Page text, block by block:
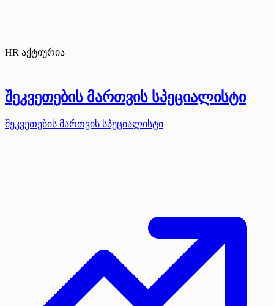
HR აქტიურია
შეკვეთების მართვის სპეციალისტი
შეკვეთების მართვის სპეციალისტი